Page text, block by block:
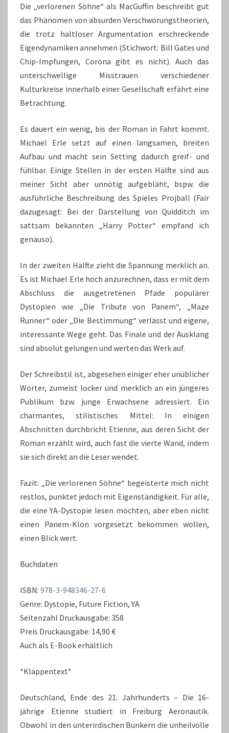
Die „verlorenen Söhne“ als MacGuffin beschreibt gut
das Phänomen von absurden Verschwörungstheorien,
die trotz haltloser Argumentation erschreckende
Eigendynamiken annehmen (Stichwort: Bill Gates und
Chip-Impfungen, Corona gibt es nicht). Auch das
unterschwellige Misstrauen verschiedener
Kulturkreise innerhalb einer Gesellschaft erfährt eine
Betrachtung.
Es dauert ein wenig, bis der Roman in Fahrt kommt.
Michael Erle setzt auf einen langsamen, breiten
Aufbau und macht sein Setting dadurch greif- und
fühlbar. Einige Stellen in der ersten Hälfte sind aus
meiner Sicht aber unnötig aufgebläht, bspw. die
ausführliche Beschreibung des Spieles Projball (Fair
dazugesagt: Bei der Darstellung von Quidditch im
sattsam bekannten „Harry Potter“ empfand ich
genauso).
In der zweiten Hälfte zieht die Spannung merklich an.
Es ist Michael Erle hoch anzurechnen, dass er mit dem
Abschluss die ausgetretenen Pfade populärer
Dystopien wie „Die Tribute von Panem“, „Maze
Runner“ oder „Die Bestimmung“ verlässt und eigene,
interessante Wege geht. Das Finale und der Ausklang
sind absolut gelungen und werten das Werk auf.
Der Schreibstil ist, abgesehen einiger eher unüblicher
Wörter, zumeist locker und merklich an ein jüngeres
Publikum bzw. junge Erwachsene adressiert. Ein
charmantes, stilistisches Mittel: In einigen
Abschnitten durchbricht Etienne, aus deren Sicht der
Roman erzählt wird, auch fast die vierte Wand, indem
sie sich direkt an die Leser wendet.
Fazit: „Die verlorenen Söhne“ begeisterte mich nicht
restlos, punktet jedoch mit Eigenständigkeit. Für alle,
die eine YA-Dystopie lesen möchten, aber eben nicht
einen Panem-Klon vorgesetzt bekommen wollen,
einen Blick wert.
Buchdaten
ISBN: 978-3-948346-27-6
Genre: Dystopie, Future Fiction, YA
Seitenzahl Druckausgabe: 358
Preis Druckausgabe: 14,90 €
Auch als E-Book erhältlich
*Klappentext*
Deutschland, Ende des 21. Jahrhunderts – Die 16-
jährige Etienne studiert in Freiburg Aeronautik.
Obwohl in den unterirdischen Bunkern die unheilvolle